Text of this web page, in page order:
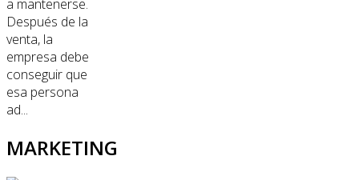
a mantenerse.
Después de la
venta, la
empresa debe
conseguir que
esa persona
ad...
MARKETING